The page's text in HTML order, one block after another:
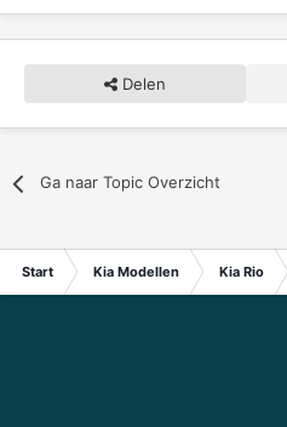
Delen
Ga naar Topic Overzicht
Start Kia Modellen Kia Rio